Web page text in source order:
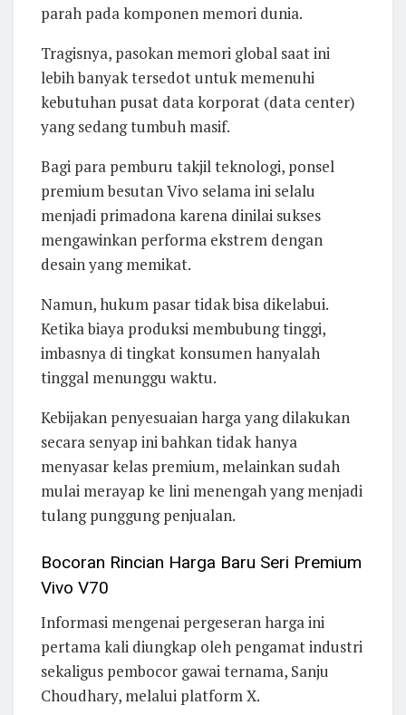
parah pada komponen memori dunia.
Tragisnya, pasokan memori global saat ini
lebih banyak tersedot untuk memenuhi
kebutuhan pusat data korporat (data center)
yang sedang tumbuh masif.
Bagi para pemburu takjil teknologi, ponsel
premium besutan Vivo selama ini selalu
menjadi primadona karena dinilai sukses
mengawinkan performa ekstrem dengan
desain yang memikat.
Namun, hukum pasar tidak bisa dikelabui.
Ketika biaya produksi membubung tinggi,
imbasnya di tingkat konsumen hanyalah
tinggal menunggu waktu.
Kebijakan penyesuaian harga yang dilakukan
secara senyap ini bahkan tidak hanya
menyasar kelas premium, melainkan sudah
mulai merayap ke lini menengah yang menjadi
tulang punggung penjualan.
Bocoran Rincian Harga Baru Seri Premium
Vivo V70
Informasi mengenai pergeseran harga ini
pertama kali diungkap oleh pengamat industri
sekaligus pembocor gawai ternama, Sanju
Choudhary, melalui platform X.